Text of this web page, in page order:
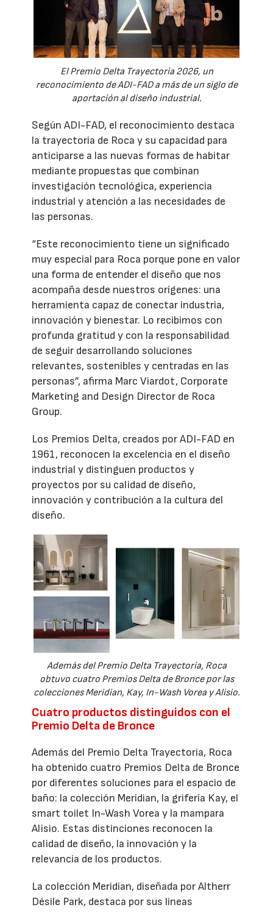
El Premio Delta Trayectoria 2026, un
reconocimiento de ADI-FAD a más de un siglo de
aportación al diseño industrial.
Según ADI-FAD, el reconocimiento destaca
la trayectoria de Roca y su capacidad para
anticiparse a las nuevas formas de habitar
mediante propuestas que combinan
investigación tecnológica, experiencia
industrial y atención a las necesidades de
las personas.
“Este reconocimiento tiene un significado
muy especial para Roca porque pone en valor
una forma de entender el diseño que nos
acompaña desde nuestros orígenes: una
herramienta capaz de conectar industria,
innovación y bienestar. Lo recibimos con
profunda gratitud y con la responsabilidad
de seguir desarrollando soluciones
relevantes, sostenibles y centradas en las
personas”, afirma Marc Viardot, Corporate
Marketing and Design Director de Roca
Group.
Los Premios Delta, creados por ADI-FAD en
1961, reconocen la excelencia en el diseño
industrial y distinguen productos y
proyectos por su calidad de diseño,
innovación y contribución a la cultura del
diseño.
Además del Premio Delta Trayectoria, Roca
obtuvo cuatro Premios Delta de Bronce por las
colecciones Meridian, Kay, In-Wash Vorea y Alisio.
Cuatro productos distinguidos con el
Premio Delta de Bronce
Además del Premio Delta Trayectoria, Roca
ha obtenido cuatro Premios Delta de Bronce
por diferentes soluciones para el espacio de
baño: la colección Meridian, la grifería Kay, el
smart toilet In-Wash Vorea y la mampara
Alisio. Estas distinciones reconocen la
calidad de diseño, la innovación y la
relevancia de los productos.
La colección Meridian, diseñada por Altherr
Désile Park, destaca por sus líneas